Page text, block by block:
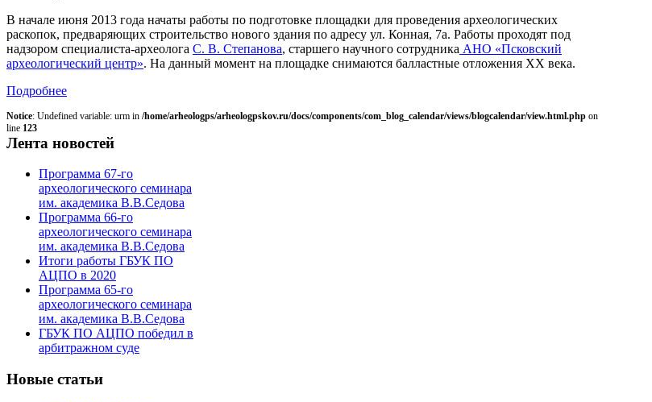
В начале июня 2013 года начаты работы по подготовке площадки для проведения археологических
раскопок, предваряющих строительство нового здания по адресу ул. Конная, 7а. Работы проходят под
надзором специалиста-археолога С. В. Степанова, старшего научного сотрудника АНО «Псковский
археологический центр». На данный момент на площадке снимаются балластные отложения ХХ века.
Подробнее
Notice: Undefined variable: urm in /home/arheologps/arheologpskov.ru/docs/components/com_blog_calendar/views/blogcalendar/view.html.php on
line 123
Лента новостей
Программа 67-го
археологического семинара
им. академика В.В.Седова
Программа 66-го
археологического семинара
им. академика В.В.Седова
Итоги работы ГБУК ПО
АЦПО в 2020
Программа 65-го
археологического семинара
им. академика В.В.Седова
ГБУК ПО АЦПО победил в
арбитражном суде
Новые статьи